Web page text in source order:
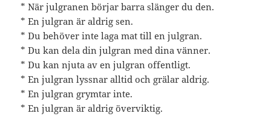
* När julgranen börjar barra slänger du den.
* En julgran är aldrig sen.
* Du behöver inte laga mat till en julgran.
* Du kan dela din julgran med dina vänner.
* Du kan njuta av en julgran offentligt.
* En julgran lyssnar alltid och grälar aldrig.
* En julgran grymtar inte.
* En julgran är aldrig överviktig.